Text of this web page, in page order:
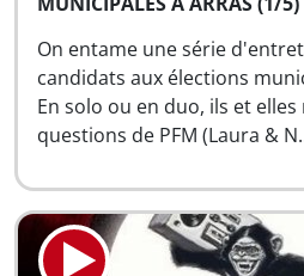
On entame une série
candidats aux élections
En solo ou en duo, ils et
questions de PFM (Laura &